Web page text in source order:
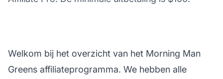
Welkom bij het overzicht van het Morning Man
Greens affiliateprogramma. We hebben alle